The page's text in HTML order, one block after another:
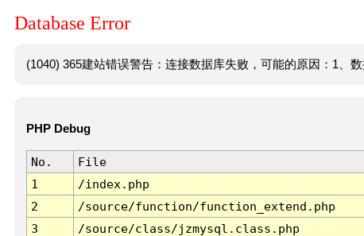
Database Error
(1040) 365建站错误警告：连接数据库失败，可能的原因：1、
PHP Debug
No. File
1
/index.php
2
/source/function/function_extend.php
3
/source/class/jzmysql.class.php